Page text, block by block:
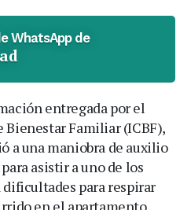
WhatsApp de
entregada por el
Familiar (ICBF),
a una maniobra de auxilio
asistir a uno de los
para respirar
en el apartamento